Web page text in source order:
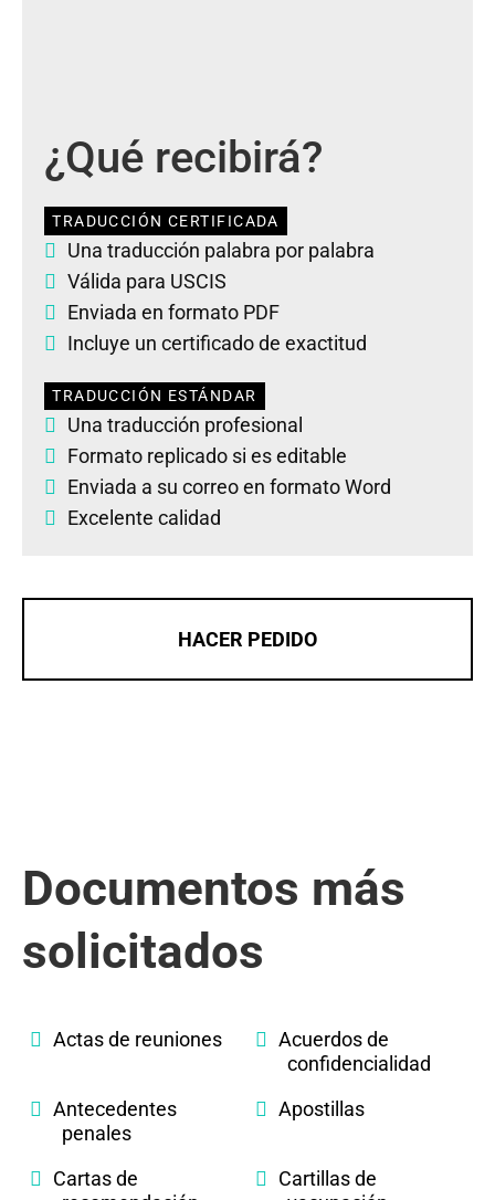
¿Qué recibirá?
TRADUCCIÓN CERTIFICADA
Una traducción palabra por palabra
Válida para USCIS
Enviada en formato PDF
Incluye un certificado de exactitud
TRADUCCIÓN ESTÁNDAR
Una traducción profesional
Formato replicado si es editable
Enviada a su correo en formato Word
Excelente calidad
HACER PEDIDO
Documentos más
solicitados
Actas de reuniones
Acuerdos de
confidencialidad
Antecedentes
penales
Apostillas
Cartas de
Cartillas de